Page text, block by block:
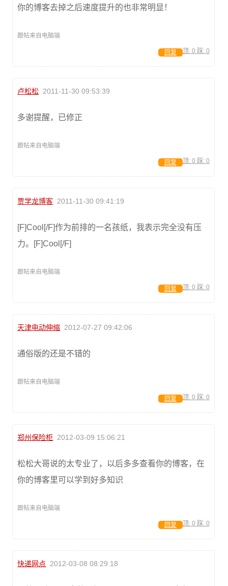
你的博客去掉之后速度提升的也非常明显！
跟帖来自电脑端
顶: 0 踩: 0
回复
卢松松 2011-11-30 09:53:39
多谢提醒，已修正
跟帖来自电脑端
顶: 0 踩: 0
回复
贾学龙博客 2011-11-30 09:41:19
[F]Cool[/F]作为前排的一名孩纸，我表示完全没有压
力。[F]Cool[/F]
跟帖来自电脑端
顶: 0 踩: 0
回复
天津电动伸缩 2012-07-27 09:42:06
通俗版的还是不错的
跟帖来自电脑端
顶: 0 踩: 0
回复
郑州保险柜 2012-03-09 15:06:21
松松大哥说的太专业了，以后多多查看你的博客，在
你的博客里可以学到好多知识
跟帖来自电脑端
顶: 0 踩: 0
回复
快递网点 2012-03-08 08:29:18